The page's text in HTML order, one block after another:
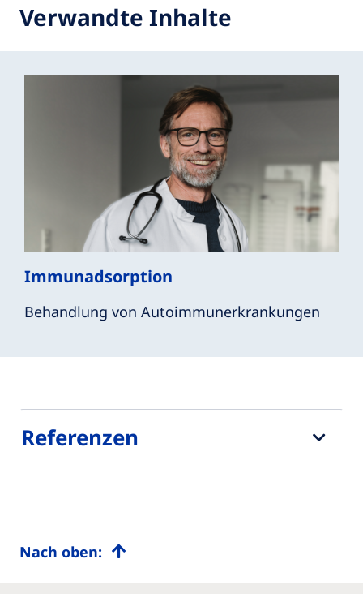
Verwandte Inhalte
Immunadsorption
Behandlung von Autoimmunerkrankungen
Referenzen
Nach oben: